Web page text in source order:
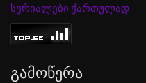
სერიალები ქართულად
Გამოწერა